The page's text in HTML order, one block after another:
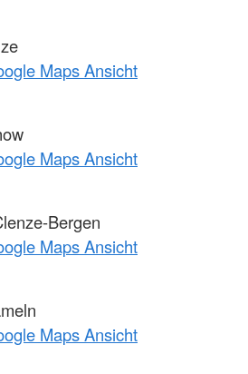
Maps Ansicht
Maps Ansicht
Bergen
Maps Ansicht
Maps Ansicht